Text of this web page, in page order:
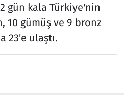
gün kala Türkiye'nin
10 gümüş ve 9 bronz
23'e ulaştı.